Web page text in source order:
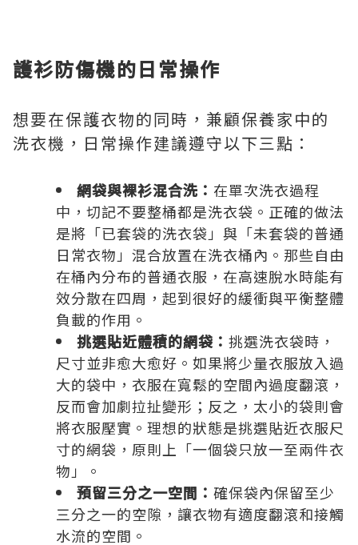
護衫防傷機的日常操作
想要在保護衣物的同時，兼顧保養家中的
洗衣機，日常操作建議遵守以下三點：
網袋與裸衫混合洗： 在單次洗衣過程
中，切記不要整桶都是洗衣袋。正確的做法
是將「已套袋的洗衣袋」與「未套袋的普通
日常衣物」混合放置在洗衣桶內。那些自由
在桶內分布的普通衣服，在高速脫水時能有
效分散在四周，起到很好的緩衝與平衡整體
負載的作用。
挑選貼近體積的網袋： 挑選洗衣袋時，
尺寸並非愈大愈好。如果將少量衣服放入過
大的袋中，衣服在寬鬆的空間內過度翻滾，
反而會加劇拉扯變形；反之，太小的袋則會
將衣服壓實。理想的狀態是挑選貼近衣服尺
寸的網袋，原則上「一個袋只放一至兩件衣
物」。
預留三分之一空間： 確保袋內保留至少
三分之一的空隙，讓衣物有適度翻滾和接觸
水流的空間。